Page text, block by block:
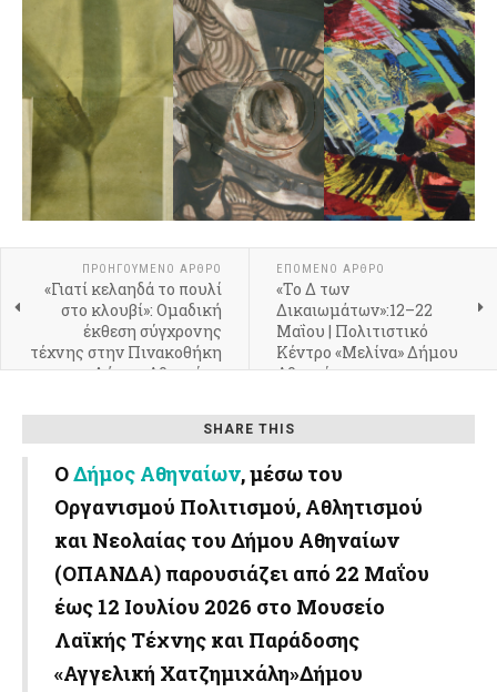
ΠΡΟΗΓΟΎΜΕΝΟ ΆΡΘΡΟ
«Γιατί κελαηδά το πουλί
στο κλουβί»: Ομαδική
έκθεση σύγχρονης
τέχνης στην Πινακοθήκη
Δήμου Αθηναίων
ΕΠΌΜΕΝΟ ΆΡΘΡΟ
«Το Δ των
Δικαιωμάτων»:12–22
Μαΐου | Πολιτιστικό
Κέντρο «Μελίνα» Δήμου
Αθηναίων
SHARE THIS
ΟΔήμος Αθηναίων, μέσω του
Οργανισμού Πολιτισμού, Αθλητισμού
και Νεολαίας του Δήμου Αθηναίων
(ΟΠΑΝΔΑ) παρουσιάζει από 22 Μαΐου
έως 12 Ιουλίου 2026 στο Μουσείο
Λαϊκής Τέχνης και Παράδοσης
«Αγγελική Χατζημιχάλη»Δήμου